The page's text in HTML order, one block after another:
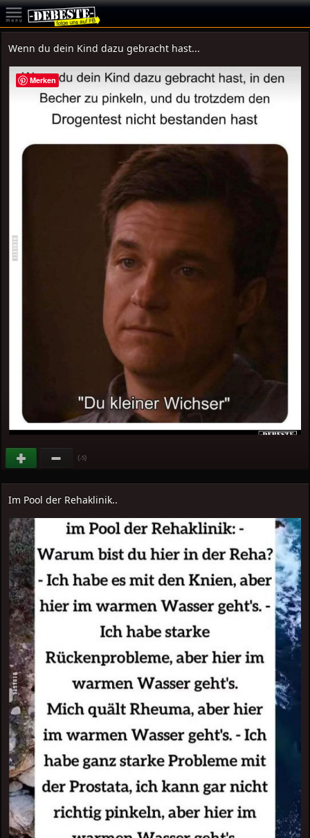
Wenn du dein Kind dazu gebracht hast...
(-5)
Im Pool der Rehaklinik..
Merken